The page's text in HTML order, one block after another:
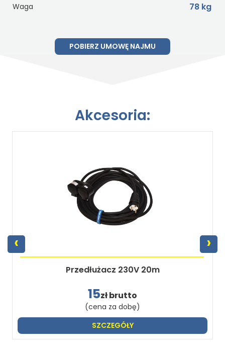
Waga 78 kg
POBIERZ UMOWĘ NAJMU
Akcesoria:
Przedłużacz 230V 20m
15zł brutto
(cena za dobę)
SZCZEGÓŁY
‹ ›